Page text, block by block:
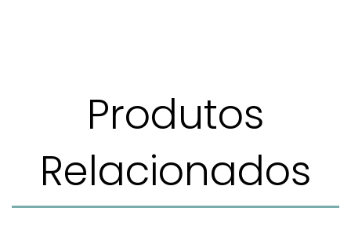
Produtos
Relacionados